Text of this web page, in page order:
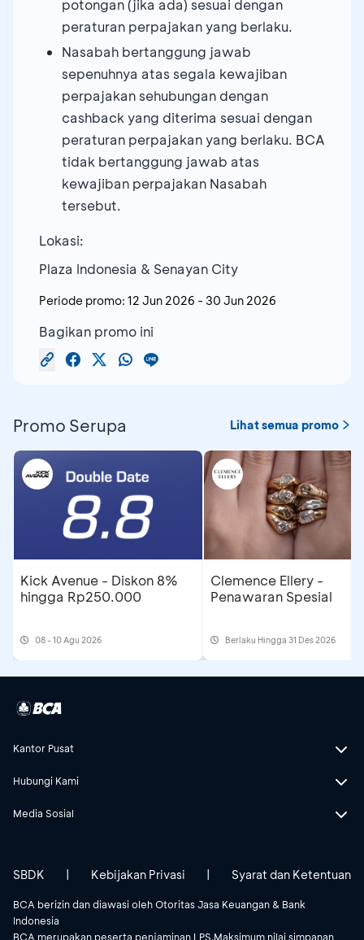
potongan (jika ada) sesuai dengan
peraturan perpajakan yang berlaku.
Nasabah bertanggung jawab
sepenuhnya atas segala kewajiban
perpajakan sehubungan dengan
cashback yang diterima sesuai dengan
peraturan perpajakan yang berlaku. BCA
tidak bertanggung jawab atas
kewajiban perpajakan Nasabah
tersebut.
Lokasi:
Plaza Indonesia & Senayan City
Periode promo: 12 Jun 2026 - 30 Jun 2026
Bagikan promo ini
Promo Serupa Lihat semua promo
Kick Avenue - Diskon 8%
hingga Rp250.000
08 - 10 Agu 2026
Clemence Ellery -
Penawaran Spesial
Berlaku Hingga 31 Des 2026
Kantor Pusat
Hubungi Kami
Media Sosial
BCA berizin dan diawasi oleh Otoritas Jasa Keuangan & Bank
Indonesia
BCA merupakan peserta penjaminan LPS.Maksimum nilai simpanan
SBDK | Kebijakan Privasi | Syarat dan Ketentuan